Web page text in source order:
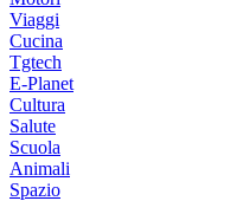
Viaggi
Cucina
Tgtech
E-Planet
Cultura
Salute
Scuola
Animali
Spazio